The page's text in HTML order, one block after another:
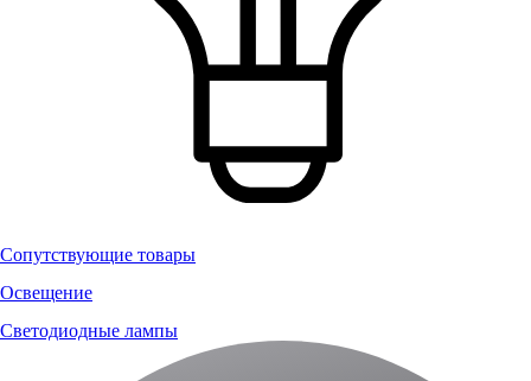
Сопутствующие товары
Освещение
Светодиодные лампы